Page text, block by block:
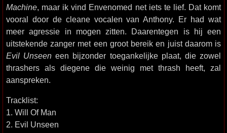
Machine, maar ik vind Envenomed net iets te lief. Dat komt
vooral door de cleane vocalen van Anthony. Er had wat
meer agressie in mogen zitten. Daarentegen is hij een
uitstekende zanger met een groot bereik en juist daarom is
Evil Unseen een bijzonder toegankelijke plaat, die zowel
thrashers als diegene die weinig met thrash heeft, zal
aanspreken.
Tracklist:
1. Will Of Man
2. Evil Unseen